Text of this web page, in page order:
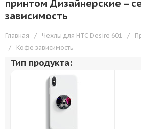
принтом Дизайнерские –
зависимость
Главная / Чехлы для HTC Desire 601 /
/
Кофе зависимость
Тип продукта: